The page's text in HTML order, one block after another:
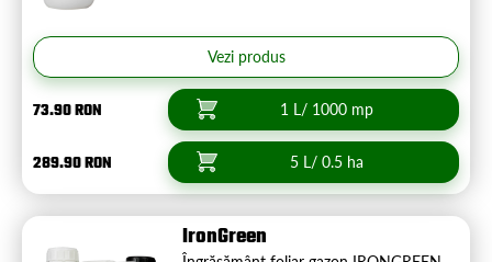
Vezi produs
73.90 RON 1 L/ 1000 mp
289.90 RON 5 L/ 0.5 ha
IronGreen